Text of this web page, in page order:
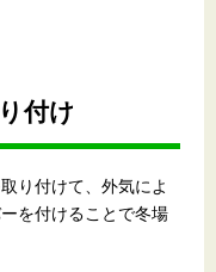
付け
り付けて、外気によ
を付けることで冬場